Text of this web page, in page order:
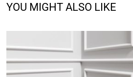
YOU MIGHT ALSO LIKE